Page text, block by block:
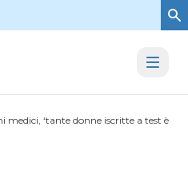
medici, ‘tante donne iscritte a test è